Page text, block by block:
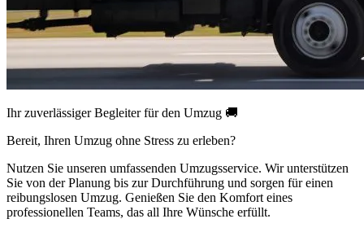
Ihr zuverlässiger Begleiter für den Umzug 🚚
Bereit, Ihren Umzug ohne Stress zu erleben?
Nutzen Sie unseren umfassenden Umzugsservice. Wir unterstützen
Sie von der Planung bis zur Durchführung und sorgen für einen
reibungslosen Umzug. Genießen Sie den Komfort eines
professionellen Teams, das all Ihre Wünsche erfüllt.